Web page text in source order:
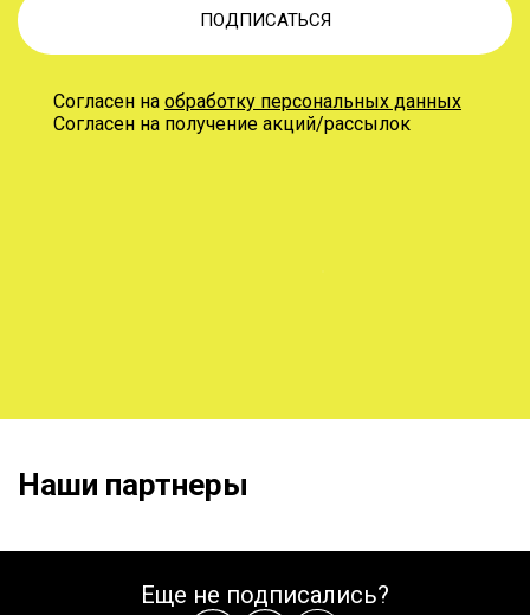
ПОДПИСАТЬСЯ
Согласен на обработку персональных данных
Согласен на получение акций/рассылок
Наши партнеры
Еще не подписались?